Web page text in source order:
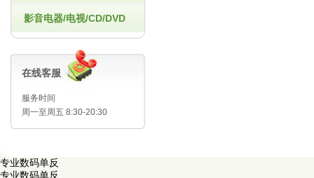
影音电器/电视/CD/DVD
在线客服
服务时间
周一至周五 8:30-20:30
专业数码单反
专业数码单反